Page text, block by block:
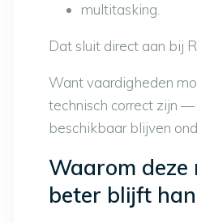
multitasking.
Dat sluit direct aan bij
Want vaardigheden
technisch correct zijn
beschikbaar blijven
Waarom deze
beter blijft